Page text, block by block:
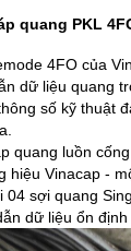
quang PKL
4FO của
dữ liệu quang
số kỹ thuật
quang luồn
hiệu Vinacap -
04 sợi quang
dữ liệu ổn định